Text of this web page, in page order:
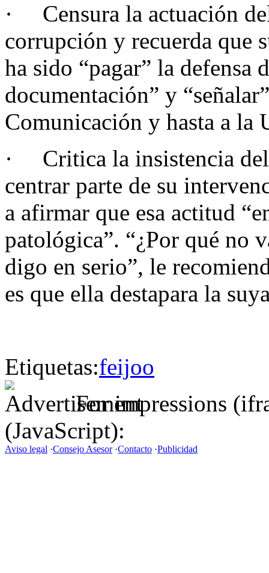
· Censura la actuación
corrupción y recuerda que
ha sido “pagar” la defensa
documentación” y
Comunicación y hasta a la
· Critica la insistencia del
centrar parte de su
a afirmar que esa actitud
patológica”. “¿Por qué no
digo en serio”, le
es que ella destapara la
Etiquetas:feijoo
For impressions
(JavaScript):
Aviso legal ·Consejo Asesor·Contacto ·Publicidad